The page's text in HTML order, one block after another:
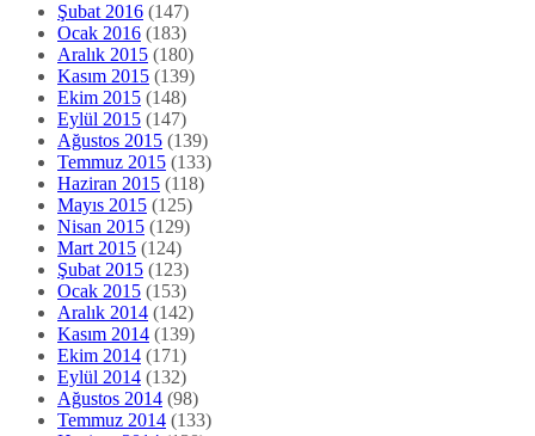
Şubat 2016 (147)
Ocak 2016 (183)
Aralık 2015 (180)
Kasım 2015 (139)
Ekim 2015 (148)
Eylül 2015 (147)
Ağustos 2015 (139)
Temmuz 2015 (133)
Haziran 2015 (118)
Mayıs 2015 (125)
Nisan 2015 (129)
Mart 2015 (124)
Şubat 2015 (123)
Ocak 2015 (153)
Aralık 2014 (142)
Kasım 2014 (139)
Ekim 2014 (171)
Eylül 2014 (132)
Ağustos 2014 (98)
Temmuz 2014 (133)